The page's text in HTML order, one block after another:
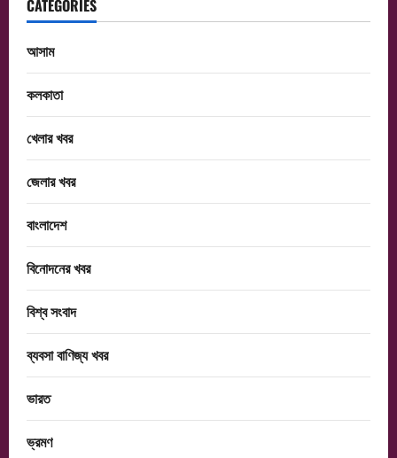
CATEGORIES
আসাম
কলকাতা
খেলার খবর
জেলার খবর
বাংলাদেশ
বিনোদনের খবর
বিশ্ব সংবাদ
ব্যবসা বাণিজ্য খবর
ভারত
ভ্রমণ